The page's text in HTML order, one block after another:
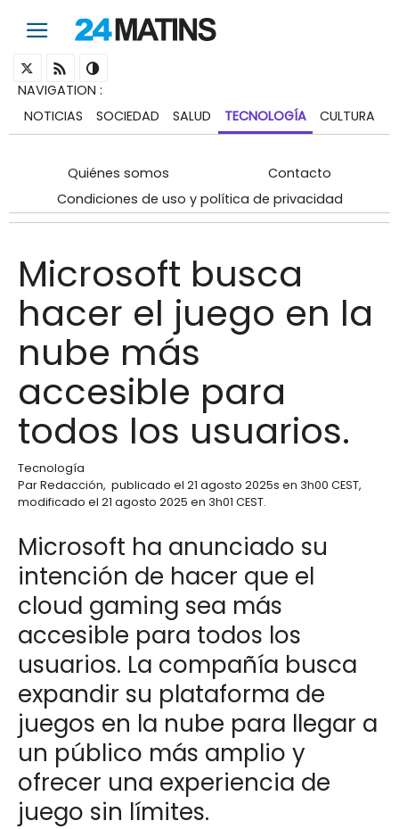
NAVIGATION :
NOTICIAS
SOCIEDAD SALUD TECNOLOGÍA CULTURA
Quiénes somos
Contacto
Condiciones de uso y política de privacidad
Microsoft busca
hacer el juego en la
nube más
accesible para
todos los usuarios.
Tecnología
ParRedacción, publicado el 21 agosto 2025s en 3h00 CEST,
modificado el 21 agosto 2025 en 3h01 CEST.
Microsoft ha anunciado su
intención de hacer que el
cloud gaming sea más
accesible para todos los
usuarios. La compañía busca
expandir su plataforma de
juegos en la nube para llegar a
un público más amplio y
ofrecer una experiencia de
juego sin límites.